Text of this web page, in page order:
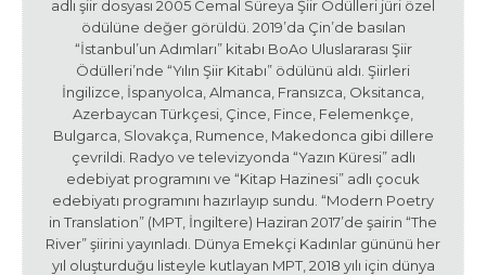
adlı şiir dosyası 2005 Cemal Süreya Şiir Ödülleri jüri özel
ödülüne değer görüldü. 2019’da Çin’de basılan
“İstanbul’un Adımları” kitabı BoAo Uluslararası Şiir
Ödülleri’nde “Yılın Şiir Kitabı” ödülünü aldı. Şiirleri
İngilizce, İspanyolca, Almanca, Fransızca, Oksitanca,
Azerbaycan Türkçesi, Çince, Fince, Felemenkçe,
Bulgarca, Slovakça, Rumence, Makedonca gibi dillere
çevrildi. Radyo ve televizyonda “Yazın Küresi” adlı
edebiyat programını ve “Kitap Hazinesi” adlı çocuk
edebiyatı programını hazırlayıp sundu. “Modern Poetry
in Translation” (MPT, İngiltere) Haziran 2017’de şairin “The
River” şiirini yayınladı. Dünya Emekçi Kadınlar gününü her
yıl oluşturduğu listeyle kutlayan MPT, 2018 yılı için dünya